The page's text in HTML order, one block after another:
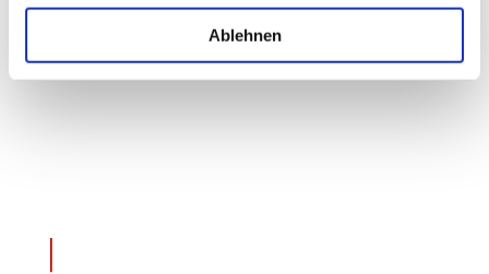
Ablehnen
sonnigen Süden Frankreichs und die Weiten des
Mississippi River. Genauer gesagt handelt es sich